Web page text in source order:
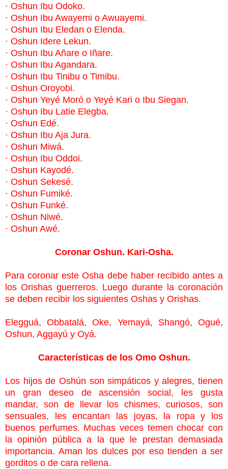
· Oshun Ibu Odoko.
· Oshun Ibu Awayemi o Awuayemi.
· Oshun Ibu Eledan o Elenda.
· Oshun Idere Lekun.
· Oshun Ibu Añare o Iñare.
· Oshun Ibu Agandara.
· Oshun Ibu Tinibu o Timibu.
· Oshun Oroyobi.
· Oshun Yeyé Moró o Yeyé Kari o Ibu Siegan.
· Oshun Ibu Latie Elegba.
· Oshun Edé.
· Oshun Ibu Aja Jura.
· Oshun Miwá.
· Oshun Ibu Oddoi.
· Oshun Kayodé.
· Oshun Sekesé.
· Oshun Fumiké.
· Oshun Funké.
· Oshun Niwé.
· Oshun Awé.
Coronar Oshun. Kari-Osha.
Para coronar este Osha debe haber recibido antes a
los Orishas guerreros. Luego durante la coronación
se deben recibir los siguientes Oshas y Orishas.
Elegguá, Obbatalá, Oke, Yemayá, Shangó, Ogué,
Oshun, Aggayú y Oyá.
Características de los Omo Oshun.
Los hijos de Oshún son simpáticos y alegres, tienen
un gran deseo de ascensión social, les gusta
mandar, son de llevar los chismes, curiosos, son
sensuales, les encantan las joyas, la ropa y los
buenos perfumes. Muchas veces temen chocar con
la opinión pública a la que le prestan demasiada
importancia. Aman los dulces por eso tienden a ser
gorditos o de cara rellena.